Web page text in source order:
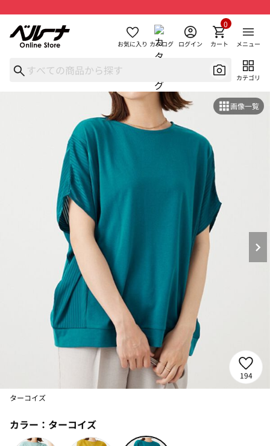
お気に入り カタログ ログイン カート
0
メニュー
カテゴリ
画像一覧
194
ターコイズ
カラー： ターコイズ